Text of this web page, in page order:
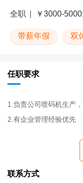
全职 ￥3000-
带薪年假 双
任职要求
1.负责公司喷码机生产
2.有企业管理经验优先
联系方式